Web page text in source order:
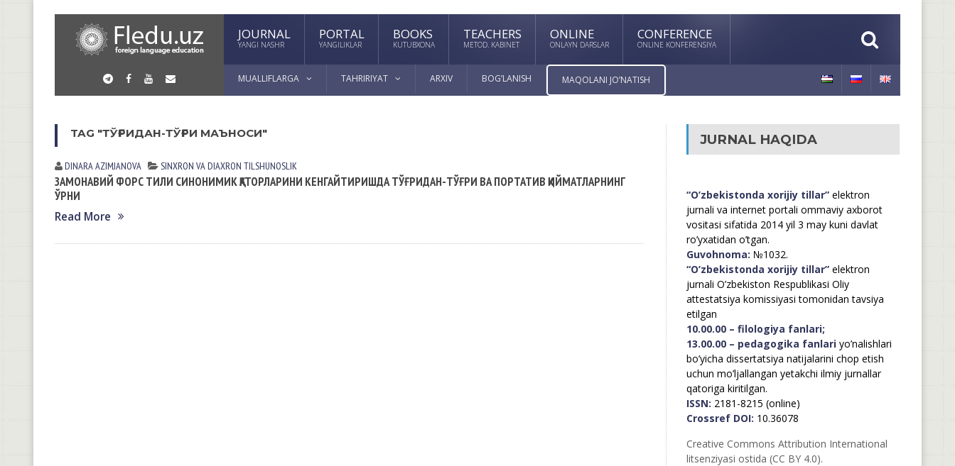
JOURNAL
YANGI NASHR
PORTAL
YANGILIKLAR
BOOKS
KUTUBXONA
TEACHERS
METOD. KABINET
ONLINE
ONLAYN DARSLAR
CONFERENCE
ONLINE KONFERENSIYA
MUALLIFLARGA TAHRIRIYAT ARXIV BOG’LANISH MAQOLANI JO’NATISH
TAG "ТЎҒРИДАН-ТЎҒРИ МАЪНОСИ"
DINARA АZIMJАNOVА SINXRON VА DIАXRON TILSHUNOSLIK
ЗАМОНАВИЙ ФОРС ТИЛИ СИНОНИМИК ҚАТОРЛАРИНИ КEНГАЙТИРИШДА ТЎҒРИДАН-ТЎҒРИ ВА ПОРТАТИВ ҚИЙМАТЛАРНИНГ
ЎРНИ
Read More
JURNAL HAQIDA
“O’zbekistonda xorijiy tillar”elektron
jurnali va internet portali ommaviy axborot
vositasi sifatida 2014 yil 3 may kuni davlat
ro’yxatidan o’tgan.
Guvohnoma: №1032.
“O’zbekistonda xorijiy tillar”elektron
jurnali O’zbekiston Respublikasi Oliy
attestatsiya komissiyasi tomonidan tavsiya
etilgan
10.00.00 – filologiya fanlari;
13.00.00 – pedagogika fanlariyo’nalishlari
bo’yicha dissertatsiya natijalarini chop etish
uchun mo’ljallangan yetakchi ilmiy jurnallar
qatoriga kiritilgan.
ISSN: 2181-8215 (online)
Crossref DOI: 10.36078
Creative Commons Attribution International
litsenziyasi ostida (CC BY 4.0).